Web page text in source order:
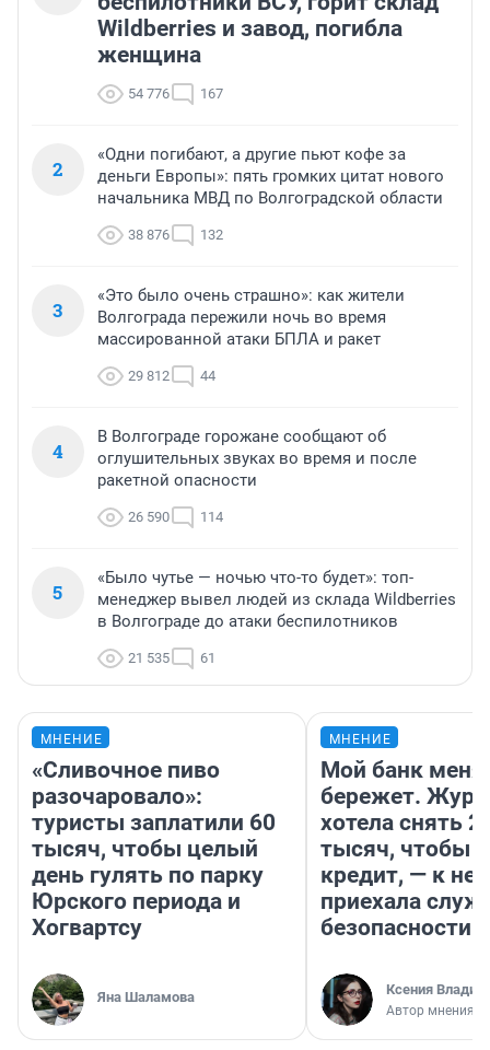
Wildberries и завод, погибла
женщина
54 776 167
2
«Одни погибают, а другие пьют кофе за
деньги Европы»: пять громких цитат нового
начальника МВД по Волгоградской области
38 876 132
3
«Это было очень страшно»: как жители
Волгограда пережили ночь во время
массированной атаки БПЛА и ракет
29 812 44
4
В Волгограде горожане сообщают об
оглушительных звуках во время и после
ракетной опасности
26 590 114
5
«Было чутье — ночью что-то будет»: топ-
менеджер вывел людей из склада Wildberries
в Волгограде до атаки беспилотников
21 535 61
МНЕНИЕ
«Сливочное пиво
разочаровало»:
туристы заплатили 60
тысяч, чтобы целый
день гулять по парку
Юрского периода и
Хогвартсу
Яна Шаламова
МНЕНИЕ
Мой банк меня
бережет.
хотела снять
тысяч, чтобы
кредит, — к
приехала
безопасности
Ксения
Автор мнения